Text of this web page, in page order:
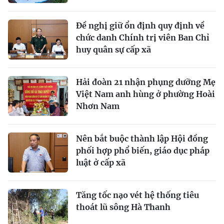
Đề nghị giữ ổn định quy định về
chức danh Chính trị viên Ban Chỉ
huy quân sự cấp xã
Hải đoàn 21 nhận phụng dưỡng Mẹ
Việt Nam anh hùng ở phường Hoài
Nhơn Nam
Nên bắt buộc thành lập Hội đồng
phối hợp phổ biến, giáo dục pháp
luật ở cấp xã
Tăng tốc nạo vét hệ thống tiêu
thoát lũ sông Hà Thanh